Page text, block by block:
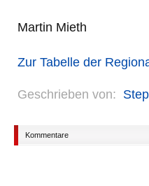
Martin Mieth
Zur Tabelle der
Geschrieben von:
Kommentare